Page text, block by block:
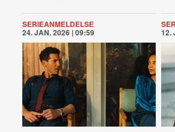
SERIEANMELDELSE
24. JAN. 2026 | 09:59 12.